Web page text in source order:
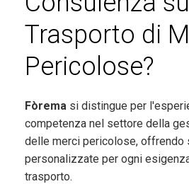
Trasporto di
Pericolose?
Fòrema si distingue per
competenza nel settore della
delle merci pericolose, offrendo
personalizzate per ogni
trasporto.